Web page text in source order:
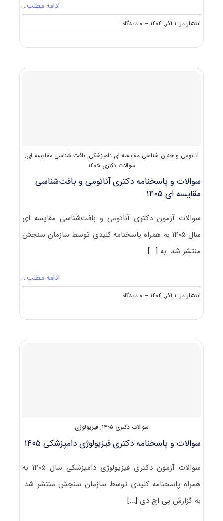
ادامه مطلب…
انتشار در: ۱ آذر, ۱۴۰۴ -- ۰ دیدگاه
on
سوالات
آموزش
آناتومی و جنین شناسی مقایسه ای دامپزشکی,بافت شناسی مقایسه ای,
سوالات دکتری ۱۴۰۵
سوالات و پاسخنامه دکتری آناتومی و بافت‌شناسی
مقایسه ای ۱۴۰۵
سوالات آزمون دکتری آناتومی و بافت‌شناسی مقایسه ای
سال ۱۴۰۵ به همراه پاسخنامه کلیدی توسط سازمان سنجش
منتشر شد. به [...]
ادامه مطلب…
انتشار در: ۱ آذر, ۱۴۰۴ -- ۰ دیدگاه
on
سوالات
آناتومی
سوالات دکتری ۱۴۰۵ ,فیزیولوژی
سوالات و پاسخنامه دکتری فیزیولوژی دامپزشکی ۱۴۰۵
سوالات آزمون دکتری فیزیولوژی دامپزشکی سال ۱۴۰۵ به
همراه پاسخنامه کلیدی توسط سازمان سنجش منتشر شد.
به گزارش پی اچ دی [...]